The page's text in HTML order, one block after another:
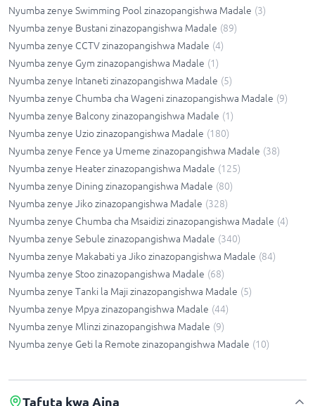
Nyumba zenye Swimming Pool zinazopangishwa Madale (3)
Nyumba zenye Bustani zinazopangishwa Madale (89)
Nyumba zenye CCTV zinazopangishwa Madale (4)
Nyumba zenye Gym zinazopangishwa Madale (1)
Nyumba zenye Intaneti zinazopangishwa Madale (5)
Nyumba zenye Chumba cha Wageni zinazopangishwa Madale (9)
Nyumba zenye Balcony zinazopangishwa Madale (1)
Nyumba zenye Uzio zinazopangishwa Madale (180)
Nyumba zenye Fence ya Umeme zinazopangishwa Madale (38)
Nyumba zenye Heater zinazopangishwa Madale (125)
Nyumba zenye Dining zinazopangishwa Madale (80)
Nyumba zenye Jiko zinazopangishwa Madale (328)
Nyumba zenye Chumba cha Msaidizi zinazopangishwa Madale (4)
Nyumba zenye Sebule zinazopangishwa Madale (340)
Nyumba zenye Makabati ya Jiko zinazopangishwa Madale (84)
Nyumba zenye Stoo zinazopangishwa Madale (68)
Nyumba zenye Tanki la Maji zinazopangishwa Madale (5)
Nyumba zenye Mpya zinazopangishwa Madale (44)
Nyumba zenye Mlinzi zinazopangishwa Madale (9)
Nyumba zenye Geti la Remote zinazopangishwa Madale (10)
Tafuta kwa Aina